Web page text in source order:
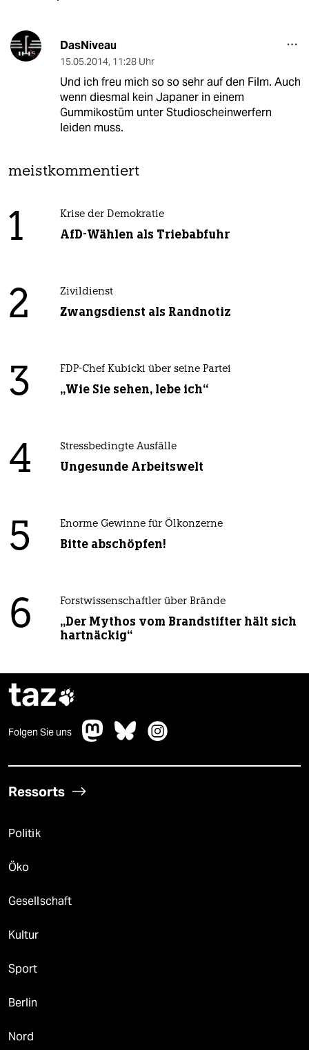
DasNiveau
15.05.2014, 11:28 Uhr
Und ich freu mich so so sehr auf den Film. Auch
wenn diesmal kein Japaner in einem
Gummikostüm unter Studioscheinwerfern
leiden muss.
meistkommentiert
1 Krise der Demokratie
AfD-Wählen als Triebabfuhr
2 Zivildienst
Zwangsdienst als Randnotiz
3 FDP-Chef Kubicki über seine Partei
„Wie Sie sehen, lebe ich“
4 Stressbedingte Ausfälle
Ungesunde Arbeitswelt
5 Enorme Gewinne für Ölkonzerne
Bitte abschöpfen!
6 Forstwissenschaftler über Brände
„Der Mythos vom Brandstifter hält sich
hartnäckig“
taz
Folgen Sie uns
Ressorts
Politik
Öko
Gesellschaft
Kultur
Sport
Berlin
Nord